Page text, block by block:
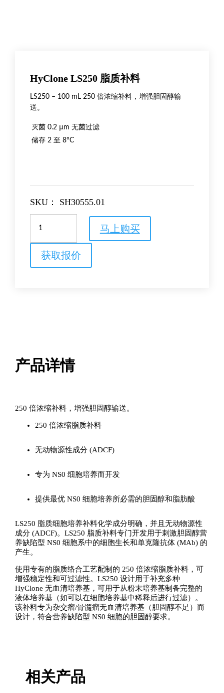
HyClone LS250 脂质补料
LS250 – 100 mL 250 倍浓缩补料，增强胆固醇输
送。
灭菌 0.2 µm 无菌过滤
储存 2 至 8°C
SKU： SH30555.01
LS250
料
马上购买
获取报价
产品详情
250 倍浓缩补料，增强胆固醇输送。
250 倍浓缩脂质补料
无动物源性成分 (ADCF)
专为 NS0 细胞培养而开发
提供最优 NS0 细胞培养所必需的胆固醇和脂肪酸
LS250 脂质细胞培养补料化学成分明确，并且无动物源性
成分 (ADCF)。LS250 脂质补料专门开发用于刺激胆固醇营
养缺陷型 NS0 细胞系中的细胞生长和单克隆抗体 (MAb) 的
产生。
使用专有的脂质络合工艺配制的 250 倍浓缩脂质补料，可
增强稳定性和可过滤性。LS250 设计用于补充多种
HyClone 无血清培养基，可用于从粉末培养基制备完整的
液体培养基（如可以在细胞培养基中稀释后进行过滤）。
该补料专为杂交瘤/骨髓瘤无血清培养基（胆固醇不足）而
设计，符合营养缺陷型 NS0 细胞的胆固醇要求。
相关产品